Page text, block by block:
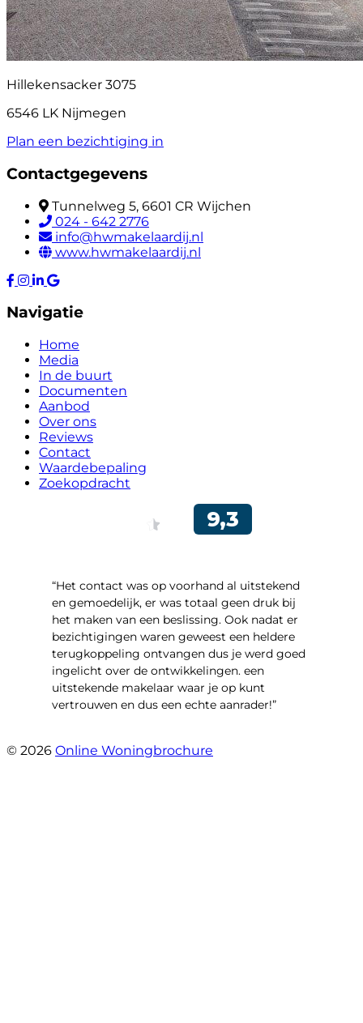
Hillekensacker 3075
6546 LK Nijmegen
Plan een bezichtiging in
Contactgegevens
Tunnelweg 5, 6601 CR Wijchen
024 - 642 2776
info@hwmakelaardij.nl
www.hwmakelaardij.nl
Navigatie
Home
Media
In de buurt
Documenten
Aanbod
Over ons
Reviews
Contact
Waardebepaling
Zoekopdracht
“Het contact was op voorhand al uitstekend
en gemoedelijk, er was totaal geen druk bij
het maken van een beslissing. Ook nadat er
bezichtigingen waren geweest een heldere
terugkoppeling ontvangen dus je werd goed
ingelicht over de ontwikkelingen. een
uitstekende makelaar waar je op kunt
vertrouwen en dus een echte aanrader!”
© 2026 Online Woningbrochure